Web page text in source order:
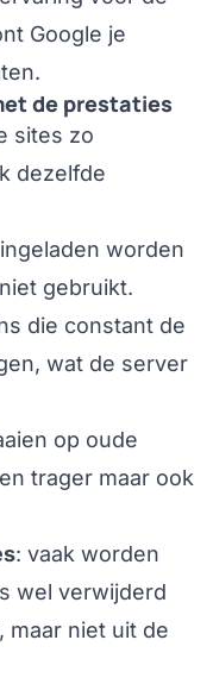
Google je
de prestaties
sites zo
dezelfde
worden
gebruikt.
die constant de
wat de server
op oude
trager maar ook
: vaak worden
wel verwijderd
maar niet uit de